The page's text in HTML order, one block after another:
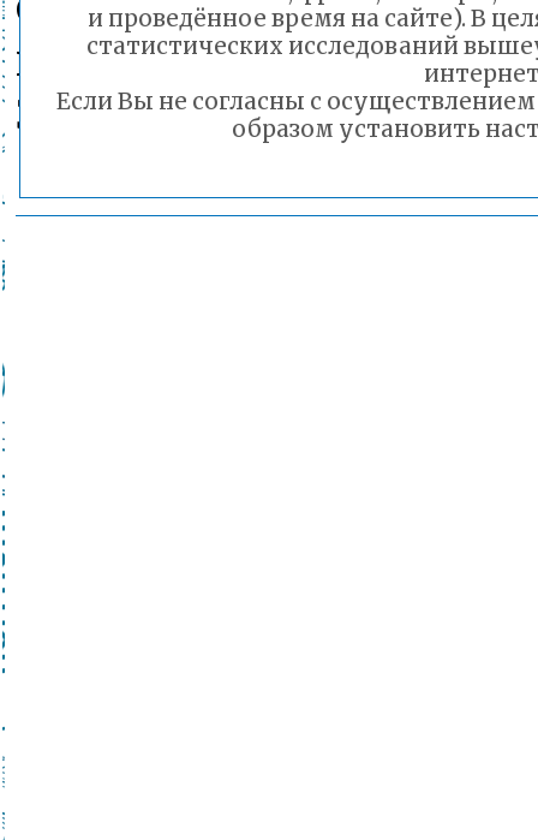
городского округа
Завьялов Иван
и проведённое время на сайте). В
статистических исследований
Если Вы не согласны с
образом установить